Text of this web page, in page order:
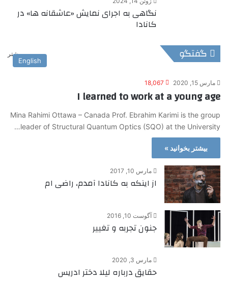
نگاهی به اجرای نمایش «عاشقانه ها» در
کانادا
گفتگو بیشتر
English
مارس 15, 2020 18,067
I learned to work at a young age
Mina Rahimi Ottawa – Canada Prof. Ebrahim Karimi is the group
leader of Structural Quantum Optics (SQO) at the University…
بیشتر بخوانید »
مارس 10, 2017
از اینکه به کانادا آمدم، راضی ام
آگوست 10, 2016
جنون تجربه و تغییر
مارس 3, 2020
حقایق درباره لیلا دختر ادریس